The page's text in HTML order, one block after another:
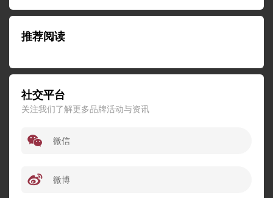
推荐阅读
社交平台
关注我们了解更多品牌活动与资讯
微信
微博